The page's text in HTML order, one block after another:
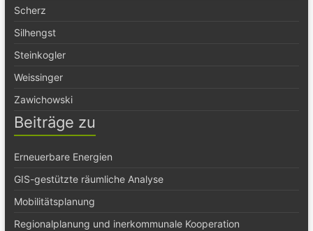
Scherz
Silhengst
Steinkogler
Weissinger
Zawichowski
Beiträge zu
Erneuerbare Energien
GIS-gestützte räumliche Analyse
Mobilitätsplanung
Regionalplanung und inerkommunale Kooperation